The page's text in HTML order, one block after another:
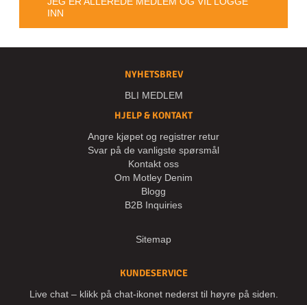
INN
NYHETSBREV
BLI MEDLEM
HJELP & KONTAKT
Angre kjøpet og registrer retur
Svar på de vanligste spørsmål
Kontakt oss
Om Motley Denim
Blogg
B2B Inquiries
Sitemap
KUNDESERVICE
Live chat – klikk på chat-ikonet nederst til høyre på siden.